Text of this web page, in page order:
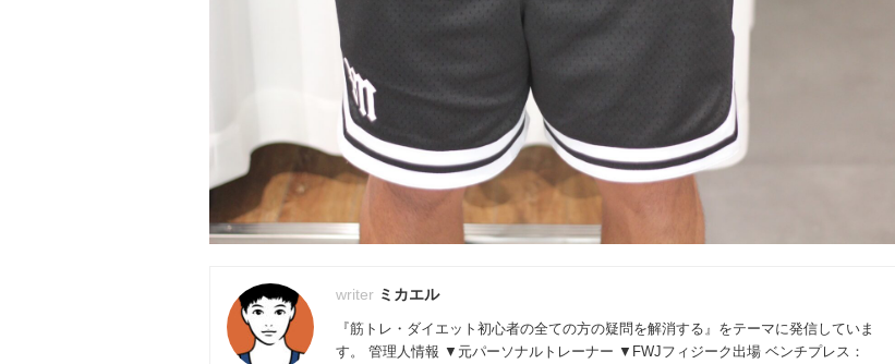
ミカエル
『筋トレ・ダイエット初心者の全ての方の疑問を解消する』をテーマに発信していま
す。 管理人情報 ▼元パーソナルトレーナー ▼FWJフィジーク出場 ベンチプレス：